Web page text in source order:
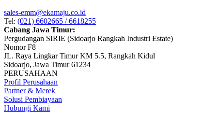
sales-emm@ekamaju.co.id
Tel: (021) 6602665 / 6618255
Cabang Jawa Timur:
Pergudangan SIRIE (Sidoarjo Rangkah Industri Estate)
Nomor F8
JL. Raya Lingkar Timur KM 5.5, Rangkah Kidul
Sidoarjo, Jawa Timur 61234
PERUSAHAAN
Profil Perusahaan
Partner & Merek
Solusi Pembiayaan
Hubungi Kami